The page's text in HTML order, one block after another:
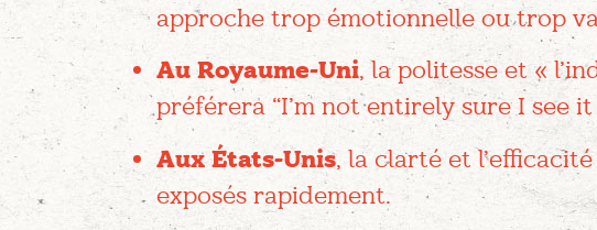
approche trop émotionnelle ou trop
Au Royaume-Uni, la politesse et «
préférera “I’m not entirely sure I see it
Aux États-Unis, la clarté et
exposés rapidement.